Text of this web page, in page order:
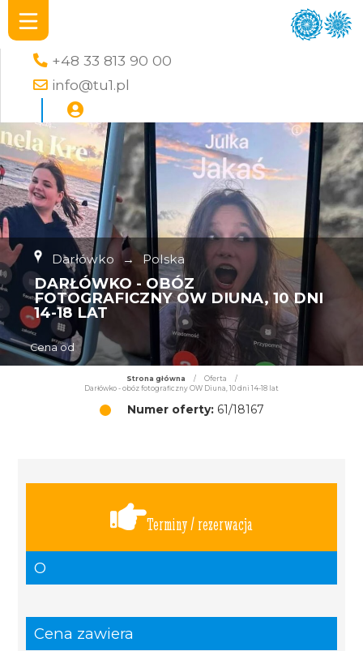
+48 33 813 90 00
info@tu1.pl
Darłówko → Polska
DARŁÓWKO - OBÓZ
FOTOGRAFICZNY OW DIUNA, 10 DNI
14-18 LAT
Cena od
Strona główna / Oferta
/
Darłówko - obóz fotograficzny OW Diuna, 10 dni 14-18 lat
Numer oferty:61/18167
Terminy / rezerwacja
O
Cena zawiera